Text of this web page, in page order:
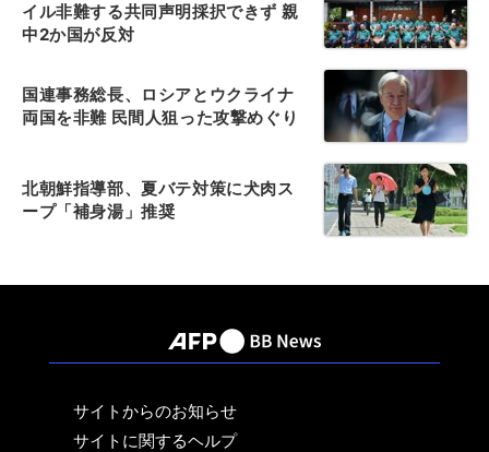
イル非難する共同声明採択できず 親
中2か国が反対
国連事務総長、ロシアとウクライナ
両国を非難 民間人狙った攻撃めぐり
北朝鮮指導部、夏バテ対策に犬肉ス
ープ「補身湯」推奨
サイトからのお知らせ
サイトに関するヘルプ